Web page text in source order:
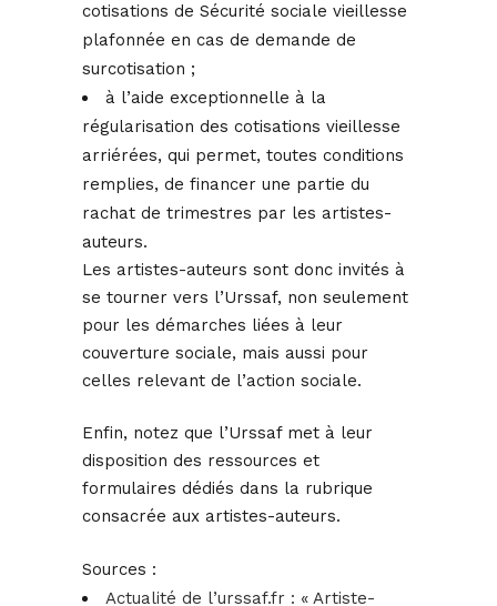
cotisations de Sécurité sociale vieillesse
plafonnée en cas de demande de
surcotisation ;
à l’aide exceptionnelle à la
régularisation des cotisations vieillesse
arriérées, qui permet, toutes conditions
remplies, de financer une partie du
rachat de trimestres par les artistes-
auteurs.
Les artistes-auteurs sont donc invités à
se tourner vers l’Urssaf, non seulement
pour les démarches liées à leur
couverture sociale, mais aussi pour
celles relevant de l’action sociale.
Enfin, notez que l’Urssaf met à leur
disposition des ressources et
formulaires dédiés dans la rubrique
consacrée aux artistes-auteurs.
Sources :
Actualité de l’urssaf.fr : « Artiste-